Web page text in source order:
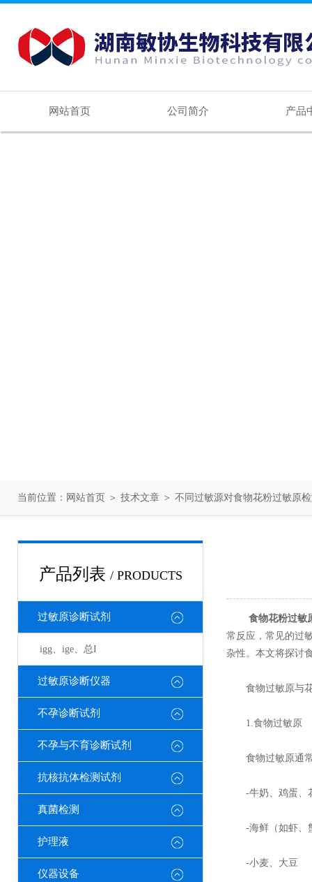
网站首页 公司简介 产品
当前位置： 网站首页 ＞ 技术文章 ＞ 不同过敏源对食物花粉过敏原
产品列表 / PRODUCTS
过敏原诊断试剂
igg、ige、总I
过敏原诊断仪器
不孕诊断试剂
不孕与不育诊断试剂
抗核抗体检测试剂
真菌检测
护理液
仪器设备
食物花粉过敏
常反应，常见的过
杂性。本文将探讨
食物过敏原与花
1.食物过敏原
食物过敏原通常
-牛奶、鸡蛋、花
-海鲜（如虾、
-小麦、大豆